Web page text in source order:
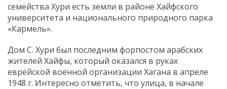
семейства Хури есть земли в районе Хайфского
университета и национального природного парка
«Кармель».
Дом С. Хури был последним форпостом арабских
жителей Хайфы, который оказался в руках
еврейской военной организации Хагана в апреле
1948 г. Интересно отметить, что улица, в начале